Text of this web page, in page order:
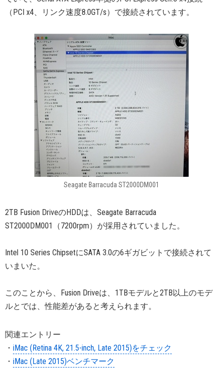
（PCI x4、リンク速度8.0GT/s）で接続されています。
Seagate Barracuda ST2000DM001
2TB Fusion DriveのHDDは、Seagate Barracuda
ST2000DM001（7200rpm）が採用されていました。
Intel 10 Series ChipsetにSATA 3.0の6ギガビットで接続されて
いまいた。
このことから、Fusion Driveは、1TBモデルと2TB以上のモデ
ルとでは、性能差があると考えられます。
関連エントリー
・ iMac (Retina 4K, 21.5-inch, Late 2015)をチェック
・ iMac (Late 2015)ベンチマーク